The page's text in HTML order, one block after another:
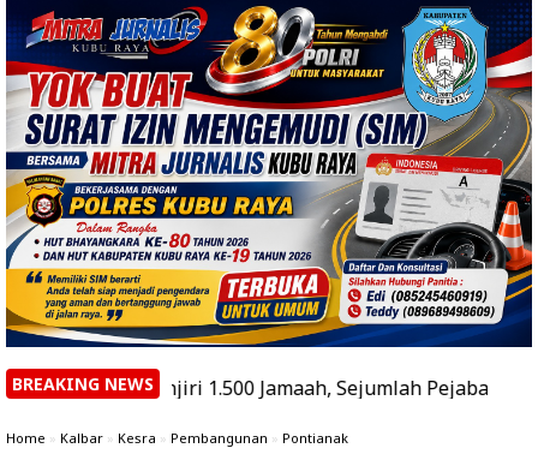
BREAKING NEWS
1.500 Jamaah, Sejumlah Pejabat Dijadwalkan Hadir
Home » Kalbar » Kesra » Pembangunan » Pontianak